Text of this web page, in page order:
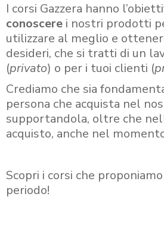
I corsi Gazzera hanno
conoscere i nostri prodotti
utilizzare al meglio e
desideri, che si tratti di un
(privato) o per i tuoi clienti (
Crediamo che sia
persona che acquista nel
supportandola, oltre che
acquisto, anche nel
Scopri i corsi che
periodo!